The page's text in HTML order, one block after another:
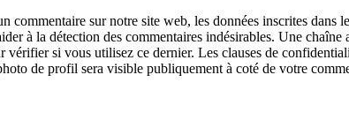
commentaire sur notre site web, les données inscrites
à la détection des commentaires indésirables. Une
vérifier si vous utilisez ce dernier. Les clauses de
de profil sera visible publiquement à coté de votre